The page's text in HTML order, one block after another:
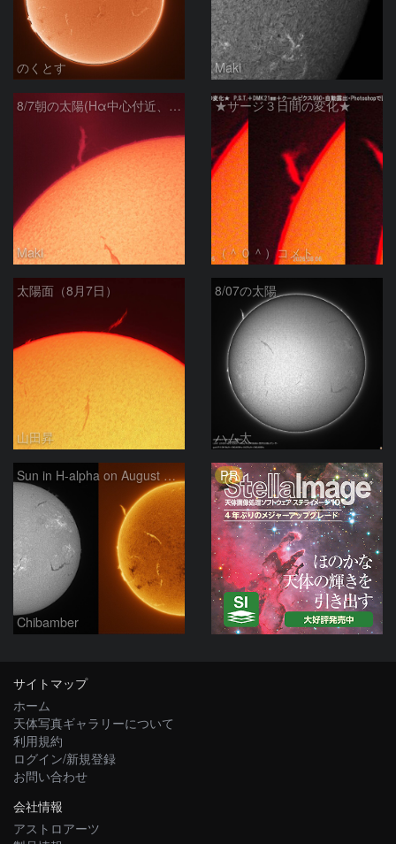
のくとす Maki
8/7朝の太陽(Hα中心付近、プロミネンス)
Maki
★サージ３日間の変化★
（＾０＾）コメト
太陽面（8月7日）
山田昇
8/07の太陽
ハム太
Sun in H-alpha on August 7, 2026
Chibamber
PR
サイトマップ
ホーム
天体写真ギャラリーについて
利用規約
ログイン/新規登録
お問い合わせ
会社情報
アストロアーツ